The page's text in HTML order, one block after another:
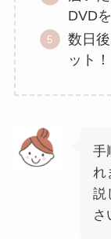
DVD
数日
ット！
手
れ
説
さ